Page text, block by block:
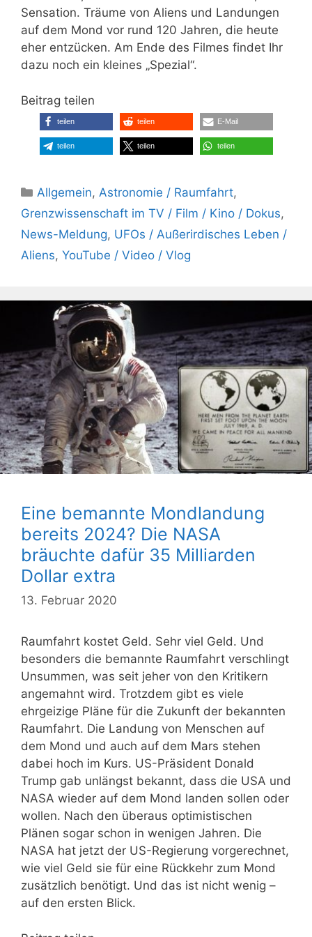
Sensation. Träume von Aliens und Landungen
auf dem Mond vor rund 120 Jahren, die heute
eher entzücken. Am Ende des Filmes findet Ihr
dazu noch ein kleines „Spezial“.
Beitrag teilen
teilen teilen E-Mail
teilen teilen teilen
Kategorien
Allgemein, Astronomie / Raumfahrt,
Grenzwissenschaft im TV / Film / Kino / Dokus,
News-Meldung, UFOs / Außerirdisches Leben /
Aliens, YouTube / Video / Vlog
Eine bemannte Mondlandung
bereits 2024? Die NASA
bräuchte dafür 35 Milliarden
Dollar extra
13. Februar 2020
Raumfahrt kostet Geld. Sehr viel Geld. Und
besonders die bemannte Raumfahrt verschlingt
Unsummen, was seit jeher von den Kritikern
angemahnt wird. Trotzdem gibt es viele
ehrgeizige Pläne für die Zukunft der bekannten
Raumfahrt. Die Landung von Menschen auf
dem Mond und auch auf dem Mars stehen
dabei hoch im Kurs. US-Präsident Donald
Trump gab unlängst bekannt, dass die USA und
NASA wieder auf dem Mond landen sollen oder
wollen. Nach den überaus optimistischen
Plänen sogar schon in wenigen Jahren. Die
NASA hat jetzt der US-Regierung vorgerechnet,
wie viel Geld sie für eine Rückkehr zum Mond
zusätzlich benötigt. Und das ist nicht wenig –
auf den ersten Blick.